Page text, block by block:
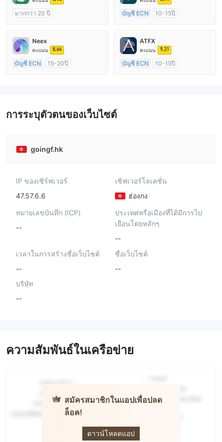
มากกว่า 20 ปี
cTrader
บัญชี ECN
10-15ปี
ใบอนุญาต MT4 แบบเต็ม
Neex
คะแนน 8.64
บัญชี ECN
15-20ปี
ATFX
คะแนน 9.21
บัญชี ECN
10-15ปี
การระบุตัวตนของเว็บไซต์
goingf.hk
IP ของเซิร์ฟเวอร์
47.57.6.6
เซิฟเวอร์โลเคชั่น
ฮ่องกง
หมายเลขบันทึก (ICP)
--
ประเทศหรือเมืองที่ได้มีการไป
เยือนโดยหลักๆ
--
เวลาในการสร้างชื่อเว็บไซต์
--
ชื่อเว็บไซต์
--
บริษัท
--
ความสัมพันธ์ในเครือข่าย
สมัครสมาชิกในแอปเพื่อปลด
ล็อค!
ดาวน์โหลดแอป